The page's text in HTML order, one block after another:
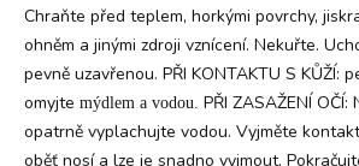
Chraňte před teplem, horkými povrchy,
ohněm a jinými zdroji vznícení. Nekuřte.
pevně uzavřenou. PŘI KONTAKTU S KŮŽÍ:
omyjte mýdlem a vodou. PŘI ZASAŽENÍ OČÍ:
opatrně vyplachujte vodou. Vyjměte
oběť nosí a lze je snadno vyjmout.